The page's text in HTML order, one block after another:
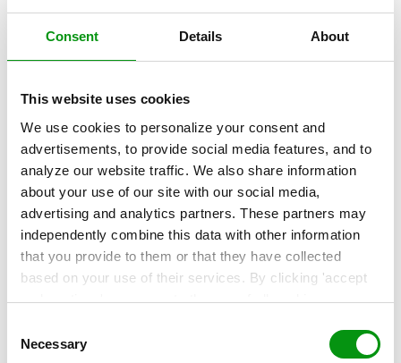
Consent Details About
This website uses cookies
We use cookies to personalize your consent and
advertisements, to provide social media features, and to
analyze our website traffic. We also share information
about your use of our site with our social media,
advertising and analytics partners. These partners may
independently combine this data with other information
that you provide to them or that they have collected
based on your use of their services. By clicking 'accept
and continue' you agree to the use of all cookies as
personalization via cookies does not affect the operation
Selection
Necessary
Læs mere »
ARTIKEL,
Suverænitet er forudsætningen for
ansvarlig AI i Danmark